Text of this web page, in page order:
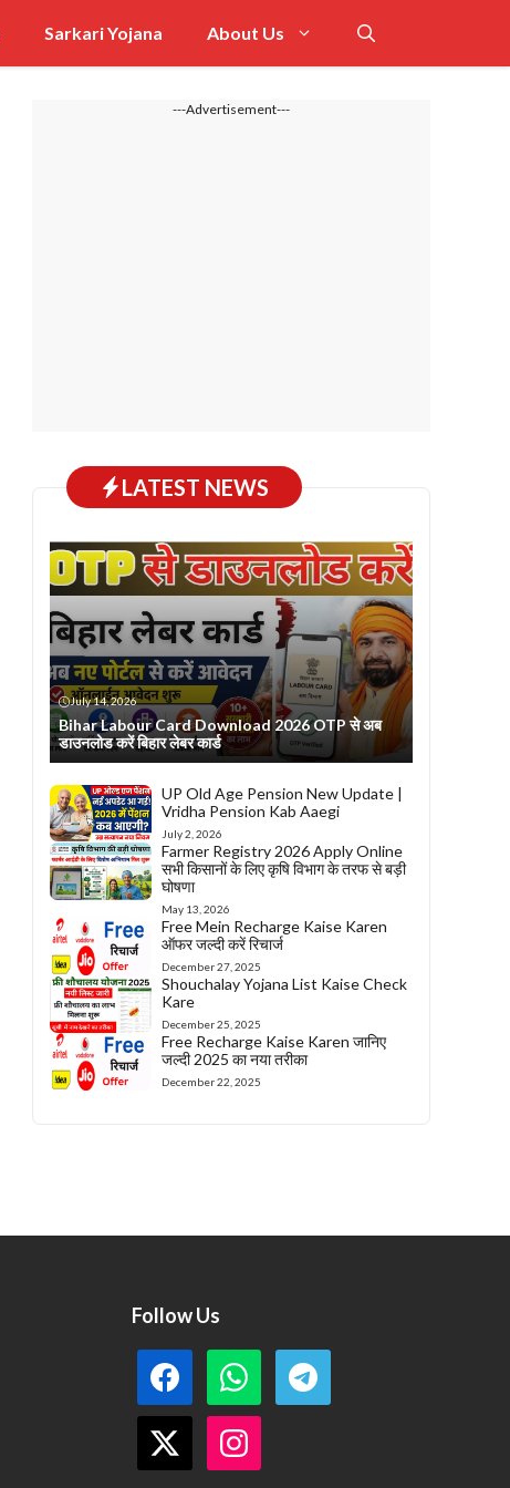
Sarkari Yojana About Us
---Advertisement---
LATEST NEWS
July 14, 2026
Bihar Labour Card Download 2026 OTP से अब
डाउनलोड करें बिहार लेबर कार्ड
UP Old Age Pension New Update |
Vridha Pension Kab Aaegi
July 2, 2026
Farmer Registry 2026 Apply Online
सभी किसानों के लिए कृषि विभाग के तरफ से बड़ी
घोषणा
May 13, 2026
Free Mein Recharge Kaise Karen
ऑफर जल्दी करें रिचार्ज
December 27, 2025
Shouchalay Yojana List Kaise Check
Kare
December 25, 2025
Free Recharge Kaise Karen जानिए
जल्दी 2025 का नया तरीका
December 22, 2025
Follow Us